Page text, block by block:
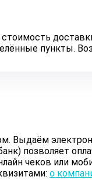
пункты.
Выдаём
позволяет
чеков или
о